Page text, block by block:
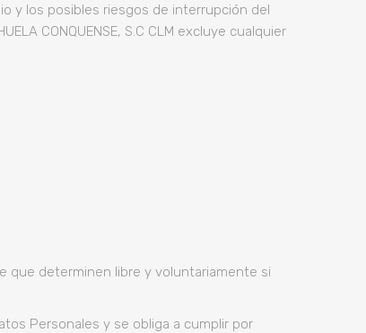
y los posibles riesgos de interrupción del
CONQUENSE, S.C CLM excluye cualquier
que determinen libre y voluntariamente si
Personales y se obliga a cumplir por